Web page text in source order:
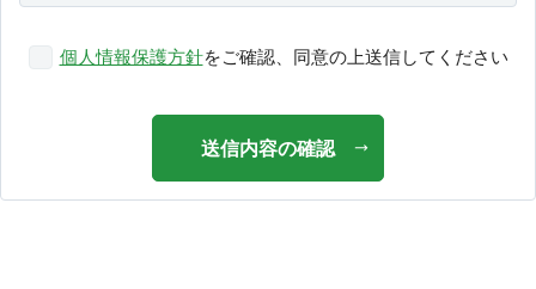
個人情報保護方針をご確認、同意の上送信してください
送信内容の確認